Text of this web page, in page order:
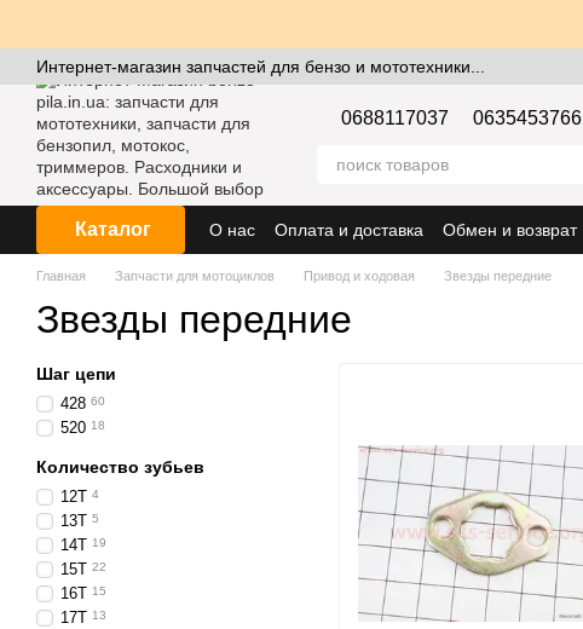
Интернет-магазин запчастей для бензо и мототехники...
0688117037 0635453766
Каталог О нас Оплата и доставка Обмен и возврат
Главная Запчасти для мотоциклов Привод и ходовая Звезды передние
Звезды передние
Шаг цепи
428 60
520 18
Количество зубьев
12T 4
13T 5
14T 19
15T 22
16T 15
17T 13